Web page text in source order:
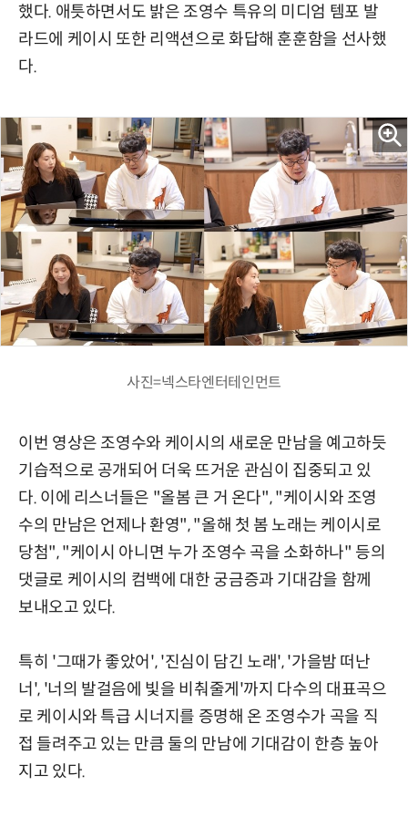
했다. 애틋하면서도 밝은 조영수 특유의 미디엄 템포 발
라드에 케이시 또한 리액션으로 화답해 훈훈함을 선사했
다.
사진=넥스타엔터테인먼트
이번 영상은 조영수와 케이시의 새로운 만남을 예고하듯
기습적으로 공개되어 더욱 뜨거운 관심이 집중되고 있
다. 이에 리스너들은 "올봄 큰 거 온다", "케이시와 조영
수의 만남은 언제나 환영", "올해 첫 봄 노래는 케이시로
당첨", "케이시 아니면 누가 조영수 곡을 소화하나" 등의
댓글로 케이시의 컴백에 대한 궁금증과 기대감을 함께
보내오고 있다.
특히 '그때가 좋았어', '진심이 담긴 노래', '가을밤 떠난
너', '너의 발걸음에 빛을 비춰줄게'까지 다수의 대표곡으
로 케이시와 특급 시너지를 증명해 온 조영수가 곡을 직
접 들려주고 있는 만큼 둘의 만남에 기대감이 한층 높아
지고 있다.